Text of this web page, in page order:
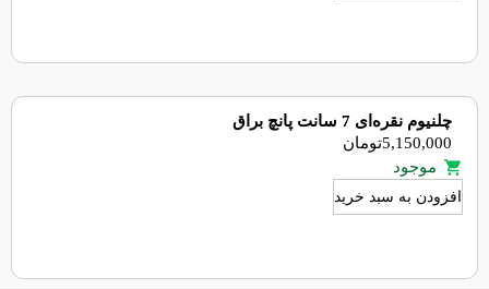
چلنیوم نقره‌ای 7 سانت پانچ براق
5,150,000تومان
موجود
افزودن به سبد خرید